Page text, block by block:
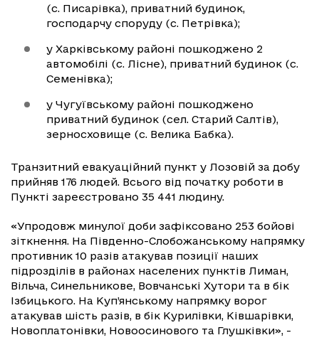
(с. Писарівка), приватний будинок,
господарчу споруду (с. Петрівка);
у Харківському районі пошкоджено 2
автомобілі (с. Лісне), приватний будинок (с.
Семенівка);
у Чугуївському районі пошкоджено
приватний будинок (сел. Старий Салтів),
зерносховище (с. Велика Бабка).
Транзитний евакуаційний пункт у Лозовій за добу
прийняв 176 людей. Всього від початку роботи в
Пункті зареєстровано 35 441 людину.
«Упродовж минулої доби зафіксовано 253 бойові
зіткнення. На Південно-Слобожанському напрямку
противник 10 разів атакував позиції наших
підрозділів в районах населених пунктів Лиман,
Вільча, Синельникове, Вовчанські Хутори та в бік
Ізбицького. На Куп’янському напрямку ворог
атакував шість разів, в бік Курилівки, Ківшарівки,
Новоплатонівки, Новоосинового та Глушківки», -